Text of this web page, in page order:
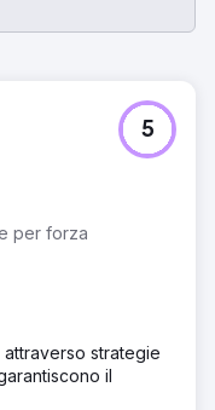
per forza
5
strategie
il